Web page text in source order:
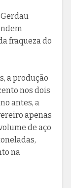
fraqueza do
a produção
nos dois
antes, a
apenas
de aço
na